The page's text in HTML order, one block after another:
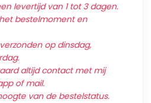
levertijd van 1 tot 3 dagen.
bestelmoment en
op dinsdag,
altijd contact met mij
of mail.
van de bestelstatus.